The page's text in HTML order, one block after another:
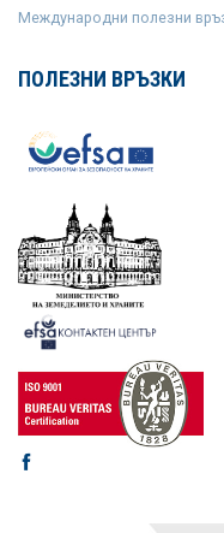
Международни полезни
ПОЛЕЗНИ ВРЪЗКИ